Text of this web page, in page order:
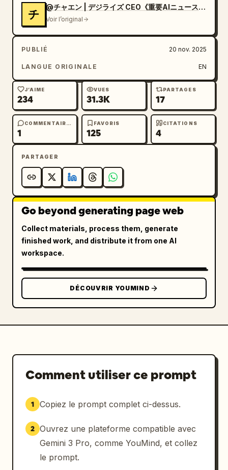
チ
@チャエン | デジライズ CEO《重要AIニュースを毎日最速で発信⚡️》
Voir l’original
PUBLIÉ 20 nov. 2025
LANGUE ORIGINALE EN
J’AIME
234
VUES
31.3K
PARTAGES
17
COMMENTAIRES
1
FAVORIS
125
CITATIONS
4
PARTAGER
Go beyond generating page web
Collect materials, process them, generate
finished work, and distribute it from one AI
workspace.
DÉCOUVRIR YOUMIND
Comment utiliser ce prompt
1 Copiez le prompt complet ci-dessus.
2 Ouvrez une plateforme compatible avec
Gemini 3 Pro, comme YouMind, et collez
le prompt.